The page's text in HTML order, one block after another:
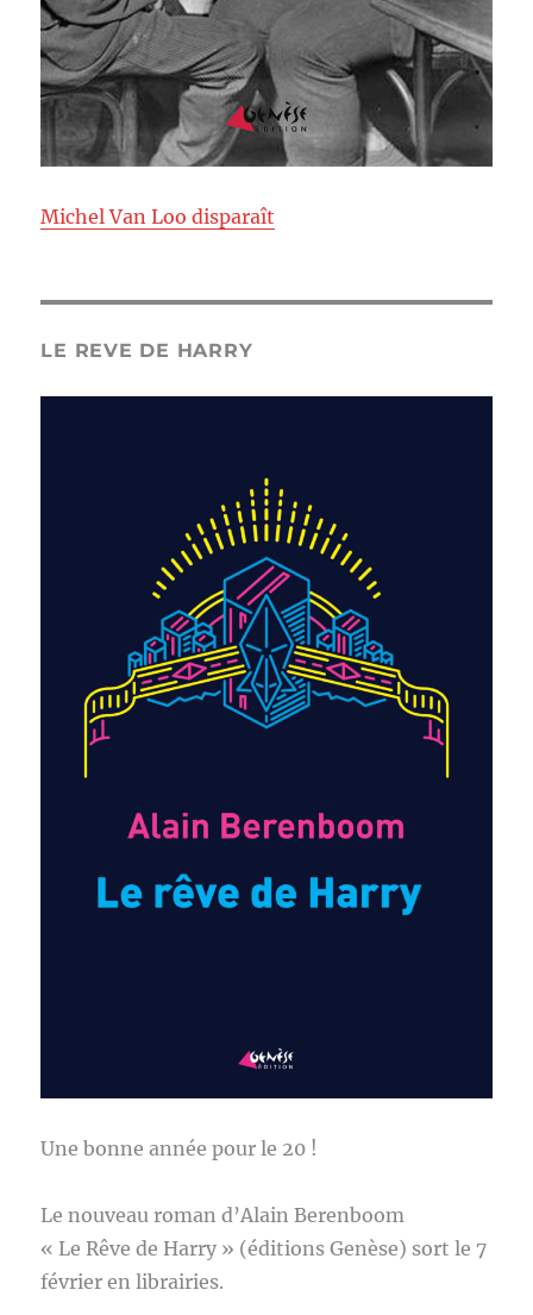
Michel Van Loo disparaît
LE REVE DE HARRY
Une bonne année pour le 20 !
Le nouveau roman d’Alain Berenboom
« Le Rêve de Harry » (éditions Genèse) sort le 7
février en librairies.